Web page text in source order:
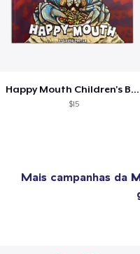
Happy Mouth Children's Book
$15
Mais campanhas da